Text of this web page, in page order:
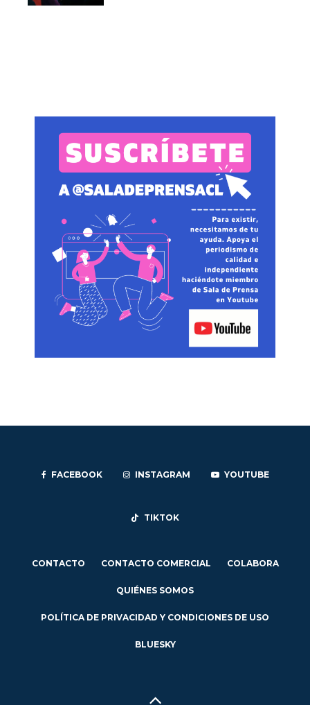
FACEBOOK INSTAGRAM YOUTUBE
TIKTOK
CONTACTO CONTACTO COMERCIAL COLABORA
QUIÉNES SOMOS
POLÍTICA DE PRIVACIDAD Y CONDICIONES DE USO
BLUESKY